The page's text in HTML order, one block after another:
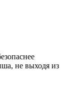
не выходя из